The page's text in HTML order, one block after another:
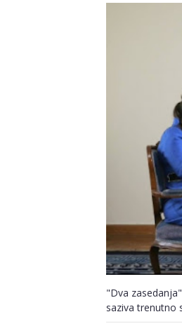
"Dva
saziva trenutno